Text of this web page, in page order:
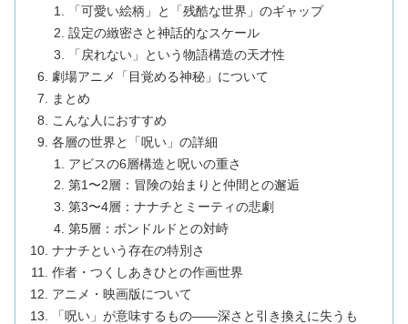
「可愛い絵柄」と「残酷な世界」のギャップ
設定の緻密さと神話的なスケール
「戻れない」という物語構造の天才性
劇場アニメ「目覚める神秘」について
まとめ
こんな人におすすめ
各層の世界と「呪い」の詳細
アビスの6層構造と呪いの重さ
第1〜2層：冒険の始まりと仲間との邂逅
第3〜4層：ナナチとミーティの悲劇
第5層：ボンドルドとの対峙
ナナチという存在の特別さ
作者・つくしあきひとの作画世界
アニメ・映画版について
「呪い」が意味するもの——深さと引き換えに失うも